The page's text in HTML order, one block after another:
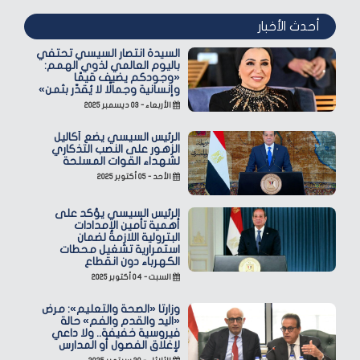
أحدث الأخبار
السيدة انتصار السيسي تحتفي
باليوم العالمي لذوي الهمم:
«وجودكم يضيف قيمًا
وإنسانية وجمالًا لا يُقدّر بثمن»
الأربعاء - ٠٣ ديسمبر ٢٠٢٥
الرئيس السيسي يضع أكاليل
الزهور على النصب التذكاري
لشهداء القوات المسلحة
الأحد - ٠٥ أكتوبر ٢٠٢٥
الرئيس السيسي يؤكد على
أهمية تأمين الإمدادات
البترولية اللازمة لضمان
استمرارية تشغيل محطات
الكهرباء دون انقطاع
السبت - ٠٤ أكتوبر ٢٠٢٥
وزارتا «الصحة والتعليم»: مرض
«اليد والقدم والفم» حالة
فيروسية خفيفة.. ولا داعي
لإغلاق الفصول أو المدارس